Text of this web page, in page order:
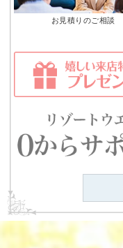
お見積りのご相談